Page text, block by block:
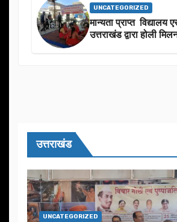
UNCATEGORIZED
मान्यता प्राप्त विद्यालय
उत्तराखंड द्वारा होली
उत्तराखंड
UNCATEGORIZED